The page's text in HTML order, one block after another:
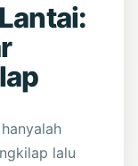
lalu